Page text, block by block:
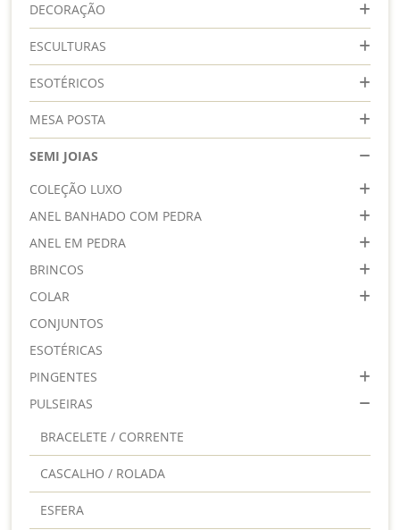
DECORAÇÃO
ESCULTURAS
ESOTÉRICOS
MESA POSTA
SEMI JOIAS
COLEÇÃO LUXO
ANEL BANHADO COM PEDRA
ANEL EM PEDRA
BRINCOS
COLAR
CONJUNTOS
ESOTÉRICAS
PINGENTES
PULSEIRAS
BRACELETE / CORRENTE
CASCALHO / ROLADA
ESFERA